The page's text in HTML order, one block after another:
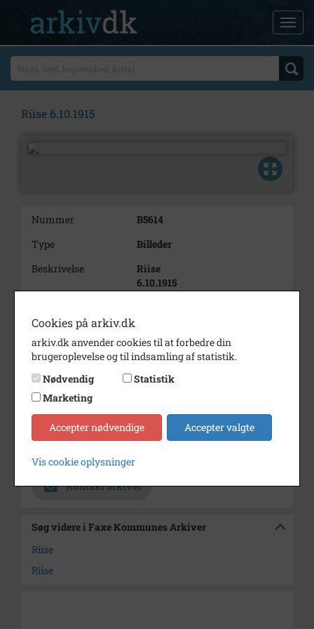
Riise 6.10.1915
Nummer
B5614
Type
Billeder
Beskrivelse
Riise
6.10.1915
Dateringsnote
Fotograf
Emil Lundbeck (E. Lundbeck)
Se på kort
Type
Enhed
Faxe Kommune (2007-2050)
Arkiv
Kontakt arkivet
Søg videre i Faxe Kommunes Arkiver
Riise
Riise
Cookies på arkiv.dk
arkiv.dk anvender cookies til at forbedre din
brugeroplevelse og til indsamling af statistik.
Nødvendig
Statistik
Marketing
Accepter nødvendige Accepter valgte
Vis cookie oplysninger